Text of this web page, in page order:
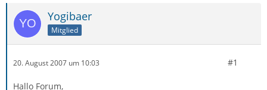
Yogibaer
Mitglied
20. August 2007 um 10:03 #1
Hallo Forum,